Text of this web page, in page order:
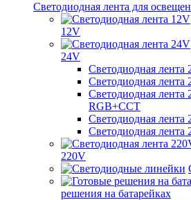
Светодиодная лента для
12V
24V
Светодиодная лента
Светодиодная лента
Светодиодная
RGB+CCT
Светодиодная лента
Светодиодная лента
220V
решения на батарейках